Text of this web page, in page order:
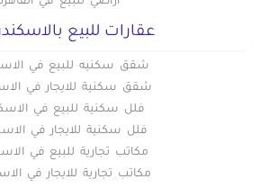
عقارات للبيع
شقق سكنيه للبيع في
شقق سكنية للايجار في
فلل سكنية للبيع في
فلل سكنية للايجار في
مكاتب تجارية للبيع في
مكاتب تجارية للايجار في